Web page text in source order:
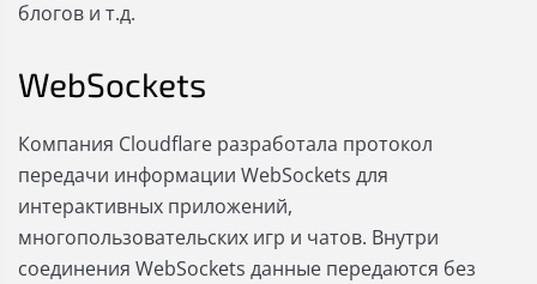
блогов и т.д.
WebSockets
Компания Cloudflare разработала протокол
передачи информации WebSockets для
интерактивных приложений,
многопользовательских игр и чатов. Внутри
соединения WebSockets данные передаются без